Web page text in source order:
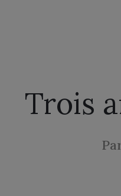
Trois